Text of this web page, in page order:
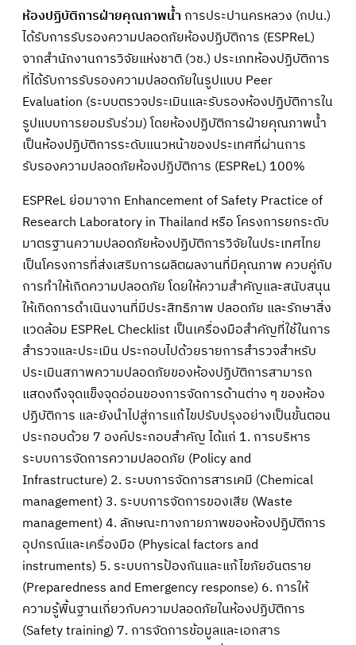
ห้องปฏิบัติการฝ่ายคุณภาพน้ำ การประปานครหลวง (กปน.)
ได้รับการรับรองความปลอดภัยห้องปฏิบัติการ (ESPReL)
จากสำนักงานการวิจัยแห่งชาติ (วช.) ประเภทห้องปฏิบัติการ
ที่ได้รับการรับรองความปลอดภัยในรูปแบบ Peer
Evaluation (ระบบตรวจประเมินและรับรองห้องปฏิบัติการใน
รูปแบบการยอมรับร่วม) โดยห้องปฏิบัติการฝ่ายคุณภาพน้ำ
เป็นห้องปฏิบัติการระดับแนวหน้าของประเทศที่ผ่านการ
รับรองความปลอดภัยห้องปฏิบัติการ (ESPReL) 100%
ESPReL ย่อมาจาก Enhancement of Safety Practice of
Research Laboratory in Thailand หรือ โครงการยกระดับ
มาตรฐานความปลอดภัยห้องปฏิบัติการวิจัยในประเทศไทย
เป็นโครงการที่ส่งเสริมการผลิตผลงานที่มีคุณภาพ ควบคู่กับ
การทำให้เกิดความปลอดภัย โดยให้ความสำคัญและสนับสนุน
ให้เกิดการดำเนินงานที่มีประสิทธิภาพ ปลอดภัย และรักษาสิ่ง
แวดล้อม ESPReL Checklist เป็นเครื่องมือสำคัญที่ใช้ในการ
สำรวจและประเมิน ประกอบไปด้วยรายการสำรวจสำหรับ
ประเมินสภาพความปลอดภัยของห้องปฏิบัติการสามารถ
แสดงถึงจุดแข็งจุดอ่อนของการจัดการด้านต่าง ๆ ของห้อง
ปฏิบัติการ และยังนำไปสู่การแก้ไขปรับปรุงอย่างเป็นขั้นตอน
ประกอบด้วย 7 องค์ประกอบสำคัญ ได้แก่ 1. การบริหาร
ระบบการจัดการความปลอดภัย (Policy and
Infrastructure) 2. ระบบการจัดการสารเคมี (Chemical
management) 3. ระบบการจัดการของเสีย (Waste
management) 4. ลักษณะทางกายภาพของห้องปฏิบัติการ
อุปกรณ์และเครื่องมือ (Physical factors and
instruments) 5. ระบบการป้องกันและแก้ไขภัยอันตราย
(Preparedness and Emergency response) 6. การให้
ความรู้พื้นฐานเกี่ยวกับความปลอดภัยในห้องปฏิบัติการ
(Safety training) 7. การจัดการข้อมูลและเอกสาร